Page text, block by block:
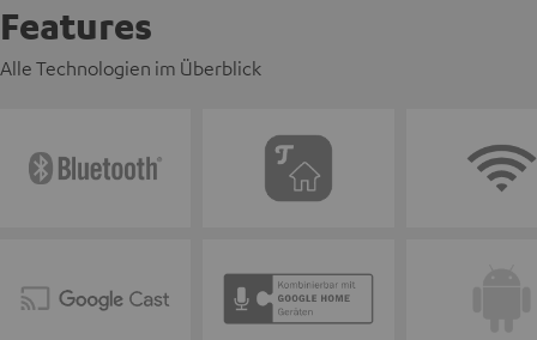
Features
Alle Technologien im Überblick